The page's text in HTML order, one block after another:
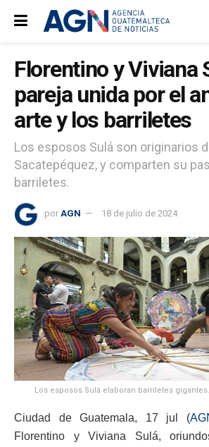
Florentino y Viviana
pareja unida por el
arte y los barriletes
Los esposos Sulá son originarios
Sacatepéquez, y comparten su
barriletes.
por AGN 18 de julio de 2024
Los esposos Sulá elaboran barriletes
Ciudad de Guatemala, 17 jul (
Florentino y Viviana Sulá,